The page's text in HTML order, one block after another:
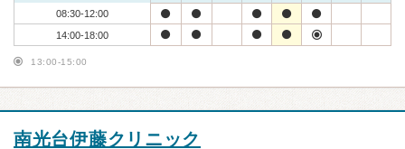
08:30-12:00
14:00-18:00
13:00-15:00
南光台伊藤クリニック